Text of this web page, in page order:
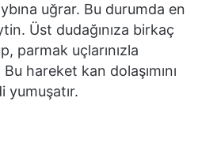
uğrar. Bu durumda en
Üst dudağınıza birkaç
parmak uçlarınızla
hareket kan dolaşımını
yumuşatır.